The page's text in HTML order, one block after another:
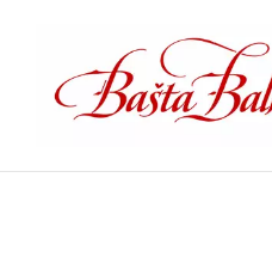
content